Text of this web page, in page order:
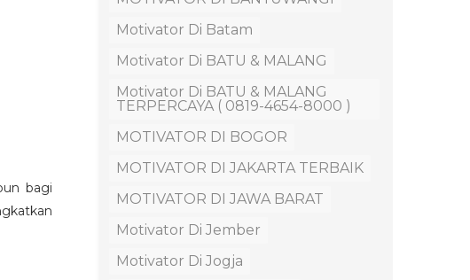
bagi
Motivator Di Batam
Motivator Di BATU & MALANG
Motivator Di BATU & MALANG
TERPERCAYA ( 0819-4654-8000 )
MOTIVATOR DI BOGOR
MOTIVATOR DI JAKARTA TERBAIK
MOTIVATOR DI JAWA BARAT
Motivator Di Jember
Motivator Di Jogja